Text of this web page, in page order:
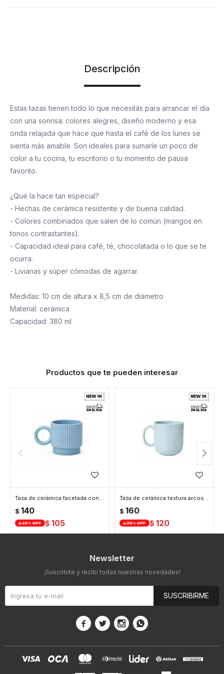
Descripción
Estas tazas tienen todo lo que necesitás para arrancar el día
con una sonrisa: colores alegres, diseño moderno y esa
onda relajada que hace que hasta el café de los lunes se
sienta más amable. Son ideales para sumarle un poco de
color a tu cocina, tu escritorio o tu momento de pausa
favorito.
¿Qué la hace tan especial?
- Hechas de cerámica resistente y de buena calidad.
- Colores combinados que salen de lo común (mangos en
tonos contrastantes).
- Capacidad ideal para café, té, chocolatada o lo que se te
ocurra.
- Livianas y súper cómodas de agarrar.
Medidas: 10 cm de altura x 8,5 cm de diámetro
Material: cerámica
Capacidad: 380 ml
Productos que te pueden interesar
Taza de cerámica facetada con asa circular - Celeste
$ 140
$ 105
Taza de cerámica textura arcos - Celeste
$ 160
$ 120
Newsletter
¡Suscribite y recibí todas nuestras novedades!
SUSCRIBIRME
   